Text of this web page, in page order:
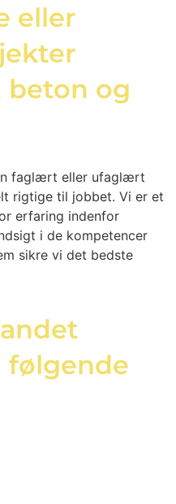
eller
beton og
faglært eller ufaglært
rigtige til jobbet. Vi er et
erfaring indenfor
i de kompetencer
sikre vi det bedste